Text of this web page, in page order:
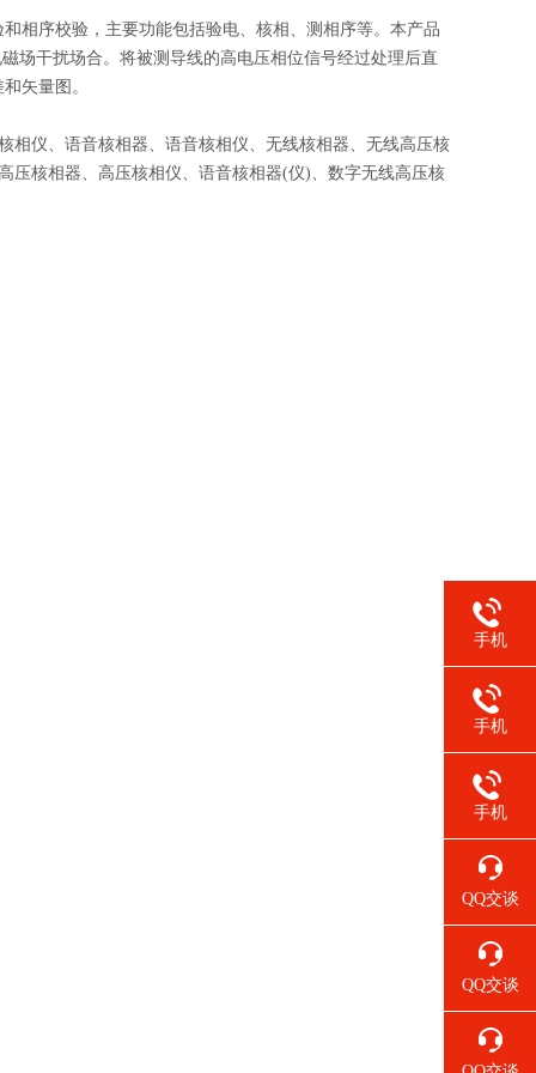
相序校验，主要功能包括验电、核相、测相序等。本产品
场干扰场合。将被测导线的高电压相位信号经过处理后直
矢量图。
相仪、语音核相器、语音核相仪、无线核相器、无线高压核
核相器、高压核相仪、语音核相器(仪)、数字无线高压核
手机
手机
手机
QQ交谈
QQ交谈